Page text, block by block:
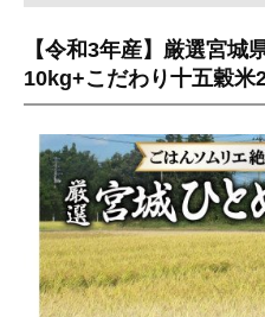
【令和3年産】厳選宮城
10kg+こだわり十五穀米